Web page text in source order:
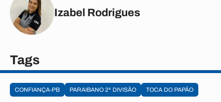
Izabel Rodrigues
Tags
CONFIANÇA-PB PARAIBANO 2ª DIVISÃO TOCA DO PAPÃO